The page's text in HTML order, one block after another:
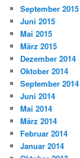
September 2015
Juni 2015
Mai 2015
März 2015
Dezember 2014
Oktober 2014
September 2014
Juni 2014
Mai 2014
März 2014
Februar 2014
Januar 2014